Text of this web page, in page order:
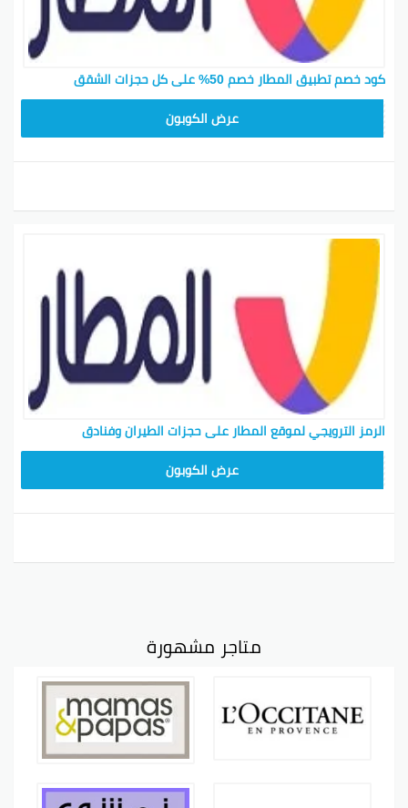
كود خصم تطبيق المطار خصم 50% على كل حجزات الشقق
عرض الكوبون
الرمز الترويجي لموقع المطار على حجزات الطيران وفنادق
عرض الكوبون
متاجر مشهورة